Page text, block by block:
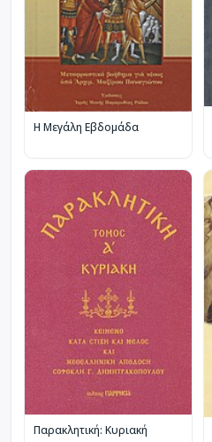
Η Μεγάλη Εβδομάδα
Παρακλητική: Κυριακή